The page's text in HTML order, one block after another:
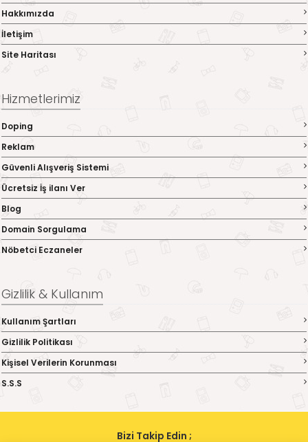
Hakkımızda
İletişim
Site Haritası
Hizmetlerimiz
Doping
Reklam
Güvenli Alışveriş Sistemi
Ücretsiz İş ilanı Ver
Blog
Domain Sorgulama
Nöbetci Eczaneler
Gizlilik & Kullanım
Kullanım Şartları
Gizlilik Politikası
Kişisel Verilerin Korunması
S.S.S
Bizi Takip Edin ;